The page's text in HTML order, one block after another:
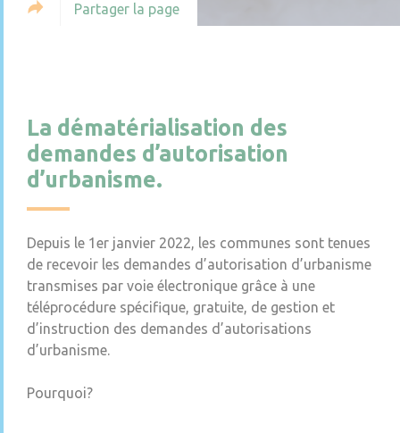
Partager la page
La dématérialisation des
demandes d’autorisation
d’urbanisme.
Depuis le 1er janvier 2022, les communes sont tenues
de recevoir les demandes d’autorisation d’urbanisme
transmises par voie électronique grâce à une
téléprocédure spécifique, gratuite, de gestion et
d’instruction des demandes d’autorisations
d’urbanisme.
Pourquoi?